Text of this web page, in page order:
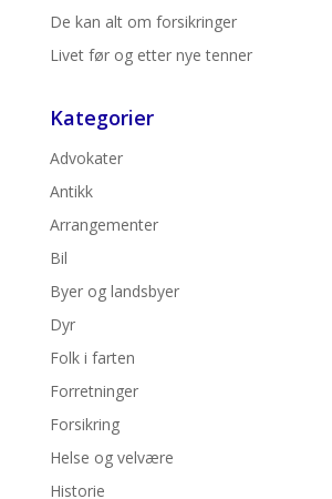
De kan alt om forsikringer
Livet før og etter nye tenner
Kategorier
Advokater
Antikk
Arrangementer
Bil
Byer og landsbyer
Dyr
Folk i farten
Forretninger
Forsikring
Helse og velvære
Historie